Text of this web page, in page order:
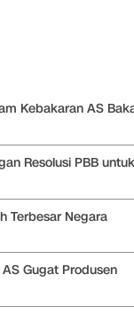
Kebakaran AS
Resolusi PBB untuk
Terbesar Negara
Gugat Produsen